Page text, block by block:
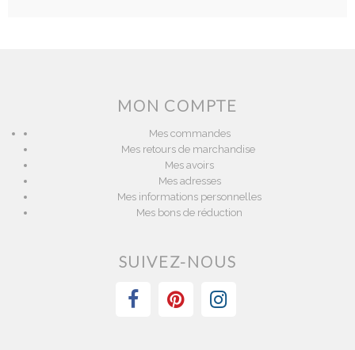
MON COMPTE
Mes commandes
Mes retours de marchandise
Mes avoirs
Mes adresses
Mes informations personnelles
Mes bons de réduction
SUIVEZ-NOUS